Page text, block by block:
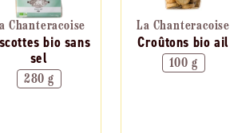
Chanteracoise
bio sans
sel
280 g
La Chanteracoise
Croûtons bio ail
100 g